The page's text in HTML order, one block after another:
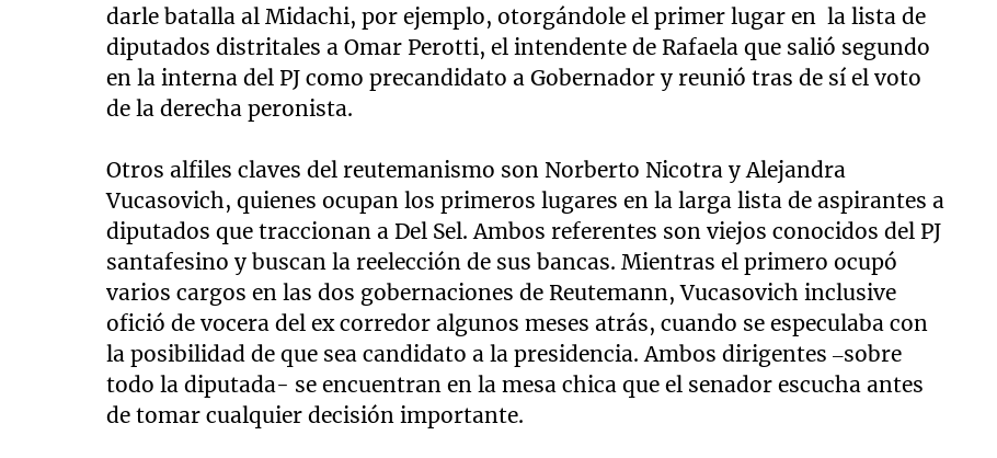
darle batalla al Midachi, por ejemplo, otorgándole el primer lugar en la lista de
diputados distritales a Omar Perotti, el intendente de Rafaela que salió segundo
en la interna del PJ como precandidato a Gobernador y reunió tras de sí el voto
de la derecha peronista.
Otros alfiles claves del reutemanismo son Norberto Nicotra y Alejandra
Vucasovich, quienes ocupan los primeros lugares en la larga lista de aspirantes a
diputados que traccionan a Del Sel. Ambos referentes son viejos conocidos del PJ
santafesino y buscan la reelección de sus bancas. Mientras el primero ocupó
varios cargos en las dos gobernaciones de Reutemann, Vucasovich inclusive
ofició de vocera del ex corredor algunos meses atrás, cuando se especulaba con
la posibilidad de que sea candidato a la presidencia. Ambos dirigentes –sobre
todo la diputada- se encuentran en la mesa chica que el senador escucha antes
de tomar cualquier decisión importante.